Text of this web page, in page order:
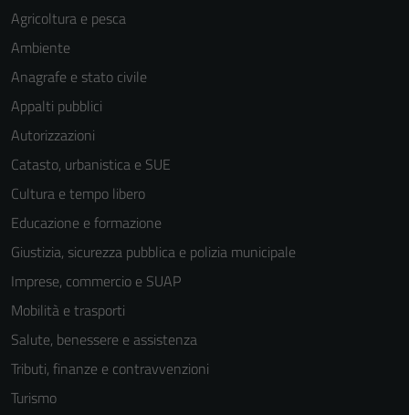
Agricoltura e pesca
Ambiente
Anagrafe e stato civile
Appalti pubblici
Autorizzazioni
Catasto, urbanistica e SUE
Cultura e tempo libero
Educazione e formazione
Giustizia, sicurezza pubblica e polizia municipale
Imprese, commercio e SUAP
Mobilità e trasporti
Salute, benessere e assistenza
Tributi, finanze e contravvenzioni
Turismo
Tecnici